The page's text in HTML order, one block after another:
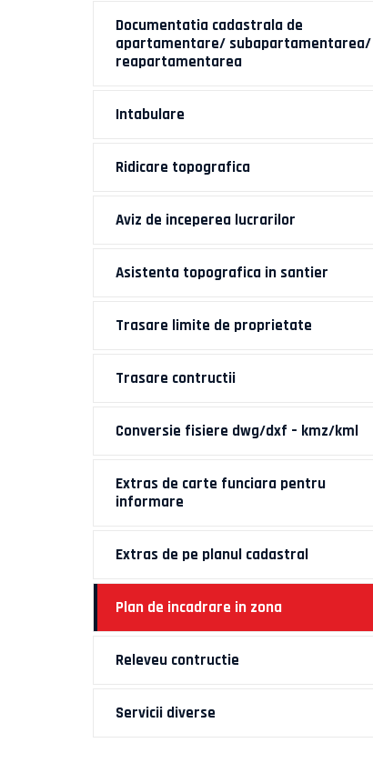
Documentatia cadastrala de
apartamentare/ subapartamentarea/
reapartamentarea
Intabulare
Ridicare topografica
Aviz de inceperea lucrarilor
Asistenta topografica in santier
Trasare limite de proprietate
Trasare contructii
Conversie fisiere dwg/dxf – kmz/kml
Extras de carte funciara pentru
informare
Extras de pe planul cadastral
Plan de incadrare in zona
Releveu contructie
Servicii diverse